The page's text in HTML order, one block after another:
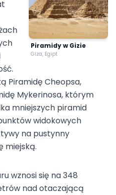
Piramidy w Gizie
Giza, Egipt
Piramidę Cheopsa,
Mykerinosa, którym
mniejszych piramid
widokowych
na pustynny
miejską.
wznosi się na 348
nad otaczającą